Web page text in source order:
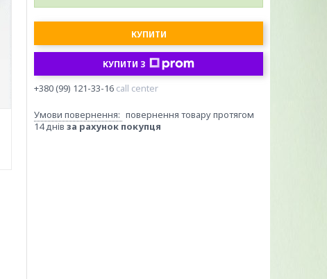
КУПИТИ
КУПИТИ З
+380 (99) 121-33-16 call center
повернення товару протягом
14 днів за рахунок покупця